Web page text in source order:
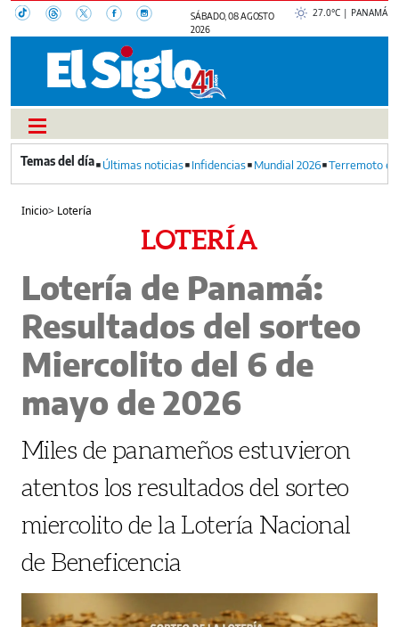
SÁBADO, 08 AGOSTO
2026
27.0°C | PANAMÁ
Últimas noticias Infidencias Mundial 2026 Terremoto
Inicio> Lotería
LOTERÍA
Lotería de Panamá:
Resultados del sorteo
Miercolito del 6 de
mayo de 2026
Miles de panameños estuvieron
atentos los resultados del sorteo
miercolito de la Lotería Nacional
de Beneficencia